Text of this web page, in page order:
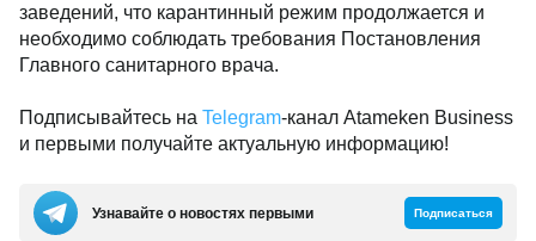
заведений, что карантинный режим продолжается и
необходимо соблюдать требования Постановления
Главного санитарного врача.
Подписывайтесь на Telegram-канал Atameken Business
и первыми получайте актуальную информацию!
Узнавайте о новостях первыми Подписаться